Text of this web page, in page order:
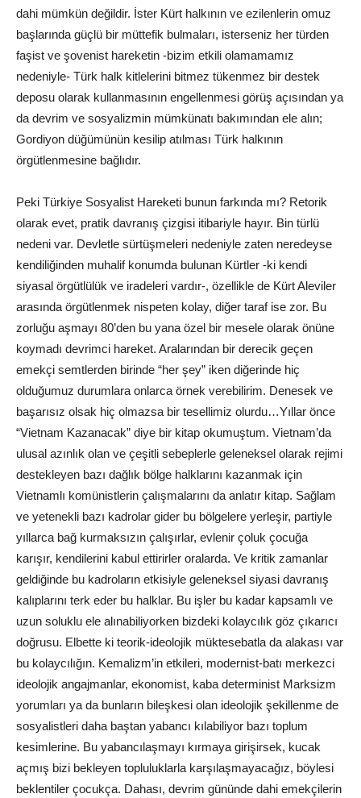
dahi mümkün değildir. İster Kürt halkının ve ezilenlerin omuz
başlarında güçlü bir müttefik bulmaları, isterseniz her türden
faşist ve şovenist hareketin -bizim etkili olamamamız
nedeniyle- Türk halk kitlelerini bitmez tükenmez bir destek
deposu olarak kullanmasının engellenmesi görüş açısından ya
da devrim ve sosyalizmin mümkünatı bakımından ele alın;
Gordiyon düğümünün kesilip atılması Türk halkının
örgütlenmesine bağlıdır.
Peki Türkiye Sosyalist Hareketi bunun farkında mı? Retorik
olarak evet, pratik davranış çizgisi itibariyle hayır. Bin türlü
nedeni var. Devletle sürtüşmeleri nedeniyle zaten neredeyse
kendiliğinden muhalif konumda bulunan Kürtler -ki kendi
siyasal örgütlülük ve iradeleri vardır-, özellikle de Kürt Aleviler
arasında örgütlenmek nispeten kolay, diğer taraf ise zor. Bu
zorluğu aşmayı 80’den bu yana özel bir mesele olarak önüne
koymadı devrimci hareket. Aralarından bir derecik geçen
emekçi semtlerden birinde “her şey” iken diğerinde hiç
olduğumuz durumlara onlarca örnek verebilirim. Denesek ve
başarısız olsak hiç olmazsa bir tesellimiz olurdu…Yıllar önce
“Vietnam Kazanacak” diye bir kitap okumuştum. Vietnam’da
ulusal azınlık olan ve çeşitli sebeplerle geleneksel olarak rejimi
destekleyen bazı dağlık bölge halklarını kazanmak için
Vietnamlı komünistlerin çalışmalarını da anlatır kitap. Sağlam
ve yetenekli bazı kadrolar gider bu bölgelere yerleşir, partiyle
yıllarca bağ kurmaksızın çalışırlar, evlenir çoluk çocuğa
karışır, kendilerini kabul ettirirler oralarda. Ve kritik zamanlar
geldiğinde bu kadroların etkisiyle geleneksel siyasi davranış
kalıplarını terk eder bu halklar. Bu işler bu kadar kapsamlı ve
uzun soluklu ele alınabiliyorken bizdeki kolaycılık göz çıkarıcı
doğrusu. Elbette ki teorik-ideolojik müktesebatla da alakası var
bu kolaycılığın. Kemalizm’in etkileri, modernist-batı merkezci
ideolojik angajmanlar, ekonomist, kaba determinist Marksizm
yorumları ya da bunların bileşkesi olan ideolojik şekillenme de
sosyalistleri daha baştan yabancı kılabiliyor bazı toplum
kesimlerine. Bu yabancılaşmayı kırmaya girişirsek, kucak
açmış bizi bekleyen topluluklarla karşılaşmayacağız, böylesi
beklentiler çocukça. Dahası, devrim gününde dahi emekçilerin